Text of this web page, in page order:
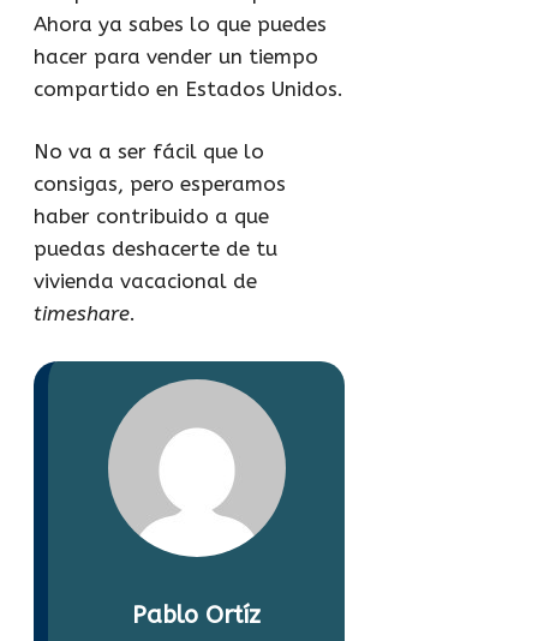
Ahora ya sabes lo que puedes
hacer para vender un tiempo
compartido en Estados Unidos.
No va a ser fácil que lo
consigas, pero esperamos
haber contribuido a que
puedas deshacerte de tu
vivienda vacacional de
timeshare.
Pablo Ortíz